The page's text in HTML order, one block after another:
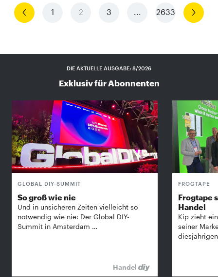
Vorherige 1 2 3 2633 Nächste
DIE AKTUELLE AUSGABE: 8/2026
Exklusiv für Abonnenten
GLOBAL DIY-SUMMIT
So groß wie nie
Und in unsicheren Zeiten vielleicht so
notwendig wie nie: Der Global DIY-
Summit in Amsterdam …
Handel
FROGTAPE
Frogtape
Handel
Kip zieht
seiner